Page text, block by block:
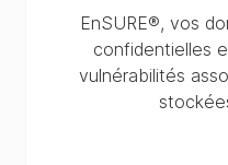
EnSURE®, vos
confidentielles
vulnérabilités